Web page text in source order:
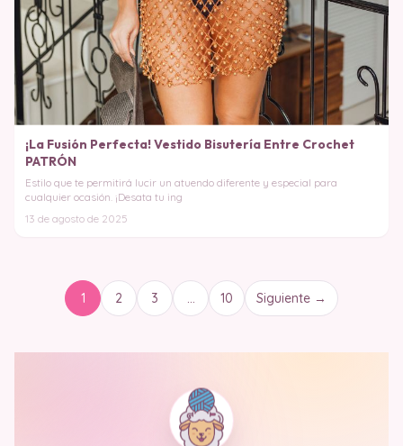
¡La Fusión Perfecta! Vestido Bisutería Entre Crochet
PATRÓN
Estilo que te permitirá lucir un atuendo diferente y especial para
cualquier ocasión. ¡Desata tu ing
13 de agosto de 2025
1 2 3 … 10 Siguiente →